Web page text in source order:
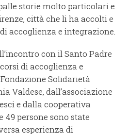
storie molto particolari e
città che li ha accolti e
accoglienza e integrazione.
con il Santo Padre
di accoglienza e
Solidarietà
Valdese, dall’associazione
e dalla cooperativa
49 persone sono state
esperienza di